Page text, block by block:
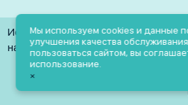
Лаборатории
Услуги
Блог
Акции и скидки
Медучреждениям
Врачам
Контакты
Помощь
Использование материалов
наличии активной ссылки на
Мы используем cookies и данные
улучшения качества
пользоваться сайтом, вы
использование.
×